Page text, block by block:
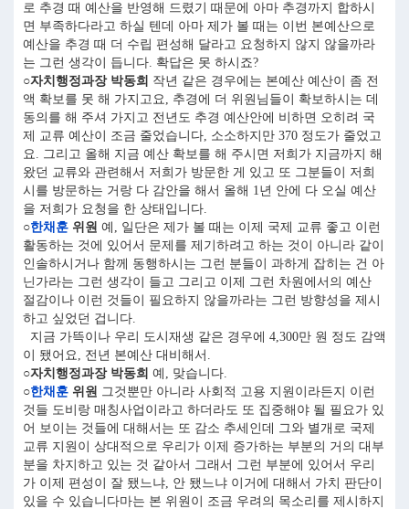
로 추경 때 예산을 반영해 드렸기 때문에 아마 추경까지 합하시
면 부족하다라고 하실 텐데 아마 제가 볼 때는 이번 본예산으로
예산을 추경 때 더 수립 편성해 달라고 요청하지 않지 않을까라
는 그런 생각이 듭니다. 확답은 못 하시죠?
○자치행정과장 박동희 작년 같은 경우에는 본예산 예산이 좀 전
액 확보를 못 해 가지고요, 추경에 더 위원님들이 확보하시는 데
동의를 해 주셔 가지고 전년도 추경 예산안에 비하면 오히려 국
제 교류 예산이 조금 줄었습니다, 소소하지만 370 정도가 줄었고
요. 그리고 올해 지금 예산 확보를 해 주시면 저희가 지금까지 해
왔던 교류와 관련해서 저희가 방문한 게 있고 또 그분들이 저희
시를 방문하는 거랑 다 감안을 해서 올해 1년 안에 다 오실 예산
을 저희가 요청을 한 상태입니다.
○한채훈 위원 예, 일단은 제가 볼 때는 이제 국제 교류 좋고 이런
활동하는 것에 있어서 문제를 제기하려고 하는 것이 아니라 같이
인솔하시거나 함께 동행하시는 그런 분들이 과하게 잡히는 건 아
닌가라는 그런 생각이 들고 그리고 이제 그런 차원에서의 예산
절감이나 이런 것들이 필요하지 않을까라는 그런 방향성을 제시
하고 싶었던 겁니다.
지금 가뜩이나 우리 도시재생 같은 경우에 4,300만 원 정도 감액
이 됐어요, 전년 본예산 대비해서.
○자치행정과장 박동희 예, 맞습니다.
○한채훈 위원 그것뿐만 아니라 사회적 고용 지원이라든지 이런
것들 도비랑 매칭사업이라고 하더라도 또 집중해야 될 필요가 있
어 보이는 것들에 대해서는 또 감소 추세인데 그와 별개로 국제
교류 지원이 상대적으로 우리가 이제 증가하는 부분의 거의 대부
분을 차지하고 있는 것 같아서 그래서 그런 부분에 있어서 우리
가 이제 편성이 잘 됐느냐, 안 됐느냐 이거에 대해서 가치 판단이
있을 수 있습니다마는 본 위원이 조금 우려의 목소리를 제시하지